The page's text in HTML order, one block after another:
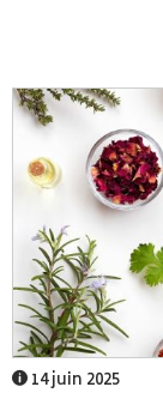
14 juin 2025